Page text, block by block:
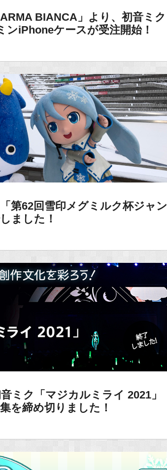
BIANCA」より、初音ミク
iPhoneケースが受注開始！
第62回雪印メグミルク杯ジャン
ました！
ミク「マジカルミライ 2021」
を締め切りました！